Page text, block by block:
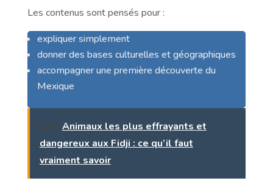
Les contenus sont pensés pour :
expliquer simplement
donner des bases culturelles et géographiques
accompagner une première découverte du
Mexique
Lire Animaux les plus effrayants et
dangereux aux Fidji : ce qu’il faut
vraiment savoir